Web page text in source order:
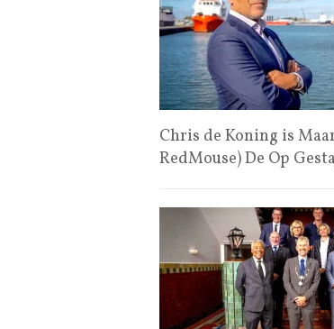
Chris de Koning is
RedMouse) De Op